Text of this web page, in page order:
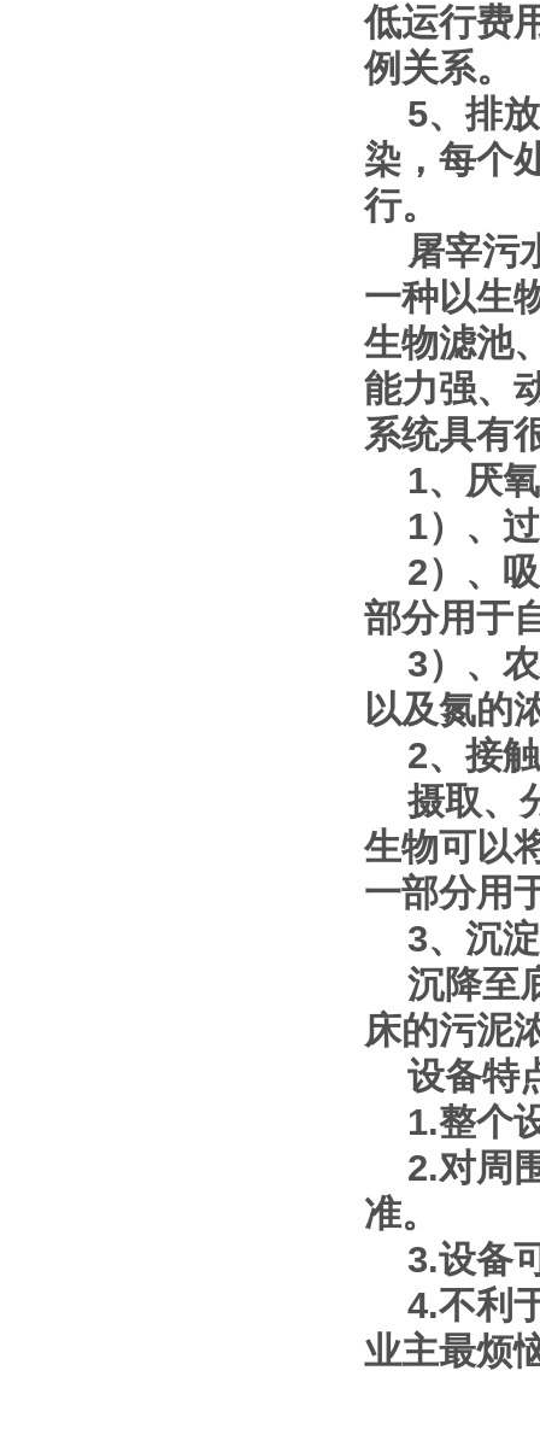
低运行费
例关系。
5、排放
染，每个
行。
屠宰污
一种以生
生物滤池
能力强、
系统具有
1、厌氧
1）、过
2）、吸
部分用于
3）、农
以及氮的
2、接触
摄取、
生物可以
一部分用
3、沉淀
沉降至
床的污泥
设备特
1.整个
2.对周
准。
3.设备
4.不利
业主最烦